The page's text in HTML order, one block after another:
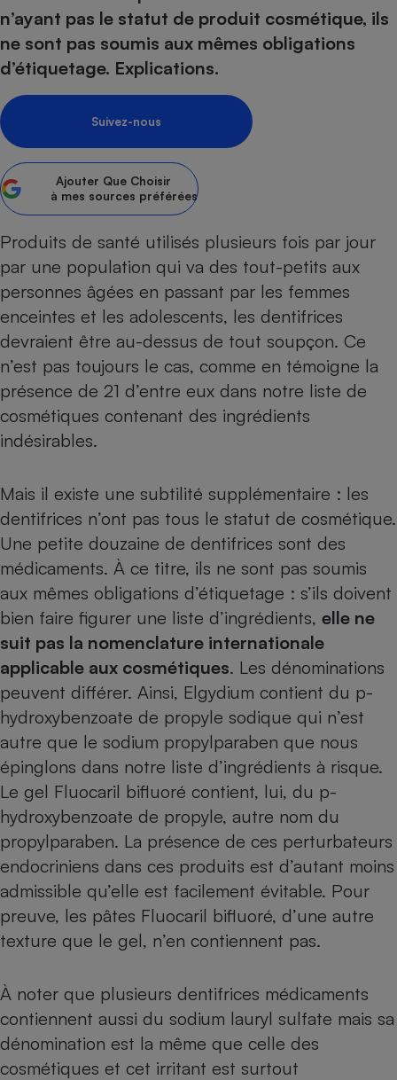
n’ayant pas le statut de produit cosmétique, ils
ne sont pas soumis aux mêmes obligations
d’étiquetage. Explications.
Suivez-nous
Ajouter Que Choisir
à mes sources préférées
Produits de santé utilisés plusieurs fois par jour
par une population qui va des tout-petits aux
personnes âgées en passant par les femmes
enceintes et les adolescents, les dentifrices
devraient être au-dessus de tout soupçon. Ce
n’est pas toujours le cas, comme en témoigne la
présence de 21 d’entre eux dans notre liste de
cosmétiques contenant des ingrédients
indésirables.
Mais il existe une subtilité supplémentaire : les
dentifrices n’ont pas tous le statut de cosmétique.
Une petite douzaine de dentifrices sont des
médicaments. À ce titre, ils ne sont pas soumis
aux mêmes obligations d’étiquetage : s’ils doivent
bien faire figurer une liste d’ingrédients, elle ne
suit pas la nomenclature internationale
applicable aux cosmétiques. Les dénominations
peuvent différer. Ainsi, Elgydium contient du p-
hydroxybenzoate de propyle sodique qui n’est
autre que le sodium propylparaben que nous
épinglons dans notre liste d’ingrédients à risque.
Le gel Fluocaril bifluoré contient, lui, du p-
hydroxybenzoate de propyle, autre nom du
propylparaben. La présence de ces perturbateurs
endocriniens dans ces produits est d’autant moins
admissible qu’elle est facilement évitable. Pour
preuve, les pâtes Fluocaril bifluoré, d’une autre
texture que le gel, n’en contiennent pas.
À noter que plusieurs dentifrices médicaments
contiennent aussi du sodium lauryl sulfate mais sa
dénomination est la même que celle des
cosmétiques et cet irritant est surtout
Sécurité - Hygiène
Supermarché - Drive
bouteille
Assurance
Banque - Crédit
Epargne - Fiscalité
Mutuelle
Banque
Circulation routière
Contrôle technique -
Pièce détachée
Moto
Comparateur auto
Supermarché - Drive
Comparatif
Comparatif plaque à
Comparatif aspirateur
Comparatif cafetière
Comparatif robot cuiseur
Comparatif centrale
Gros électroménager
Petit électroménager -
Plaque de cuisson à
induction
Climatiseur -
Ventilateur
Comparatif casque audio
Comparatif barre de son
Comparatif tablette
Image et son
Informatique
Internet
Téléphonie
Téléviseur
Téléphone mobile -
Smartphone
Antivirus
Crédit immobilier
Comparatif tondeuse
Comparatif poêle à
Bricolage - Jardinage
Chauffage
Produit d'entretien
Sécurité domestique
Matelas
Radiateur électrique
Climatiseur -
Ventilateur
Système de santé -
Antimoustique
Retraite
Choisir son fioul
Choisir son pellet
Comparateur assurance emprunteur
Energie Moins Chère Ensemble
Tous les comparateurs
Toutes les cartes interactives
Speedtest - Testez le débit de votre
connexion Internet